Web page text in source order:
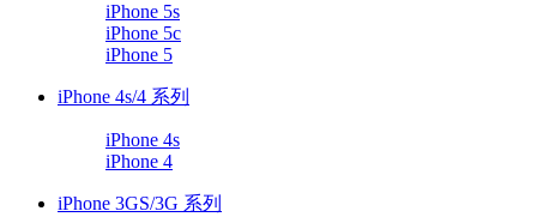
iPhone 5s
iPhone 5c
iPhone 5
iPhone 4s/4 系列
iPhone 4s
iPhone 4
iPhone 3GS/3G 系列